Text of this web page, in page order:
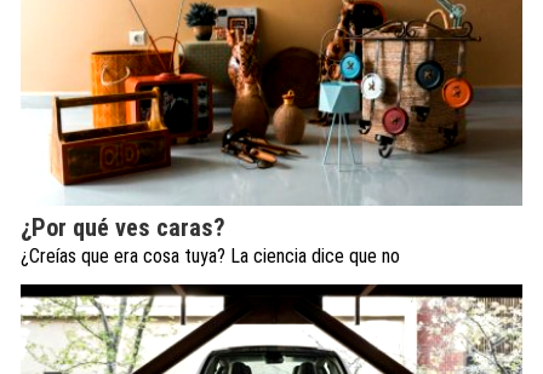
¿Por qué ves caras?
¿Creías que era cosa tuya? La ciencia dice que no